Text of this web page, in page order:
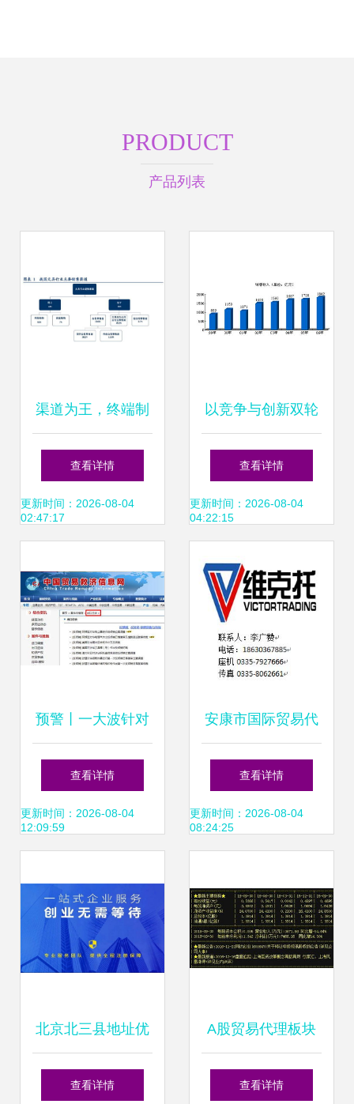
PRODUCT
产品列表
渠道为王，终端制
胜 晨光文具与公牛
集团的零售管理典
查看详情
更新时间：2026-08-04
02:47:17
以竞争与创新双轮
驱动，构建新中化
信息咨询服务新生
查看详情
更新时间：2026-08-04
04:22:15
预警丨一大波针对
中国的反倾销措施
生效，外贸及货代
查看详情
更新时间：2026-08-04
12:09:59
安康市国际贸易代
理 价格、批发与信
息咨询服务全解析
查看详情
更新时间：2026-08-04
08:24:25
北京北三县地址优
惠中 一站式工商注
查看详情
A股贸易代理板块
异动，同达创业、
查看详情